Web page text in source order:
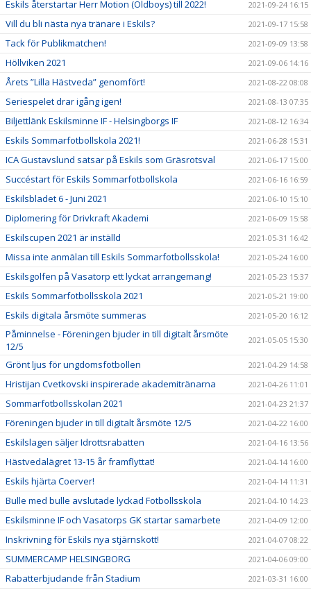
Eskils återstartar Herr Motion (Oldboys) till 2022! 2021-09-24 16:15
Vill du bli nästa nya tränare i Eskils? 2021-09-17 15:58
Tack för Publikmatchen! 2021-09-09 13:58
Höllviken 2021 2021-09-06 14:16
Årets ”Lilla Hästveda” genomfört! 2021-08-22 08:08
Seriespelet drar igång igen! 2021-08-13 07:35
Biljettlänk Eskilsminne IF - Helsingborgs IF 2021-08-12 16:34
Eskils Sommarfotbollskola 2021! 2021-06-28 15:31
ICA Gustavslund satsar på Eskils som Gräsrotsval 2021-06-17 15:00
Succéstart för Eskils Sommarfotbollskola 2021-06-16 16:59
Eskilsbladet 6 - Juni 2021 2021-06-10 15:10
Diplomering för Drivkraft Akademi 2021-06-09 15:58
Eskilscupen 2021 är inställd 2021-05-31 16:42
Missa inte anmälan till Eskils Sommarfotbollsskola! 2021-05-24 16:00
Eskilsgolfen på Vasatorp ett lyckat arrangemang! 2021-05-23 15:37
Eskils Sommarfotbollsskola 2021 2021-05-21 19:00
Eskils digitala årsmöte summeras 2021-05-20 16:12
Påminnelse - Föreningen bjuder in till digitalt årsmöte
12/5
2021-05-05 15:30
Grönt ljus för ungdomsfotbollen 2021-04-29 14:58
Hristijan Cvetkovski inspirerade akademitränarna 2021-04-26 11:01
Sommarfotbollsskolan 2021 2021-04-23 21:37
Föreningen bjuder in till digitalt årsmöte 12/5 2021-04-22 16:00
Eskilslagen säljer Idrottsrabatten 2021-04-16 13:56
Hästvedalägret 13-15 år framflyttat! 2021-04-14 16:00
Eskils hjärta Coerver! 2021-04-14 11:31
Bulle med bulle avslutade lyckad Fotbollsskola 2021-04-10 14:23
Eskilsminne IF och Vasatorps GK startar samarbete 2021-04-09 12:00
Inskrivning för Eskils nya stjärnskott! 2021-04-07 08:22
SUMMERCAMP HELSINGBORG 2021-04-06 09:00
Rabatterbjudande från Stadium 2021-03-31 16:00